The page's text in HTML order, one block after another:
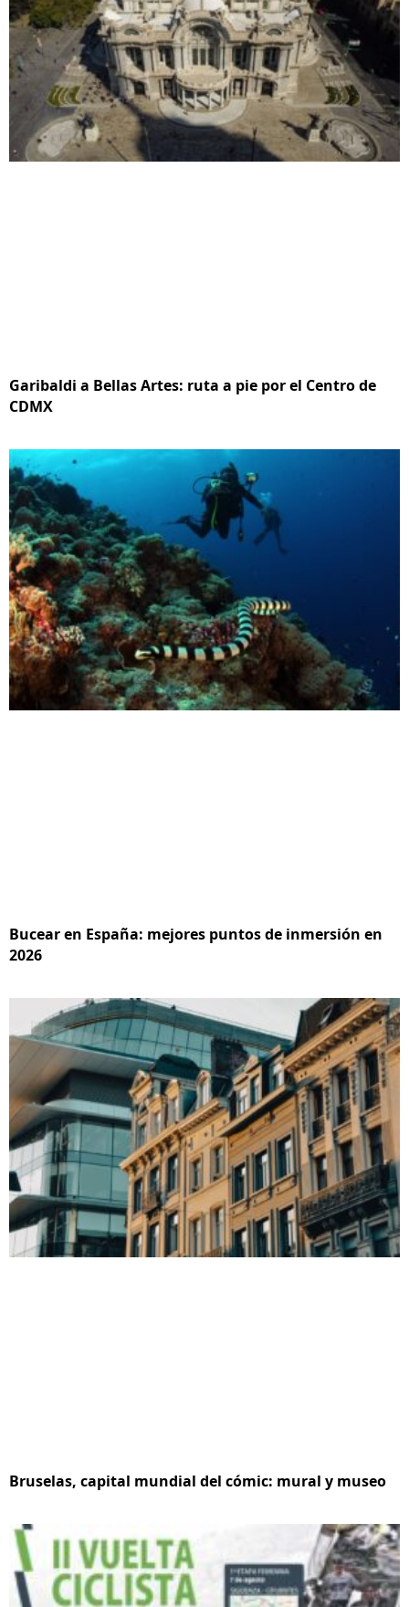
Garibaldi a Bellas Artes: ruta a pie por el Centro de
CDMX
Bucear en España: mejores puntos de inmersión en
2026
Bruselas, capital mundial del cómic: mural y museo